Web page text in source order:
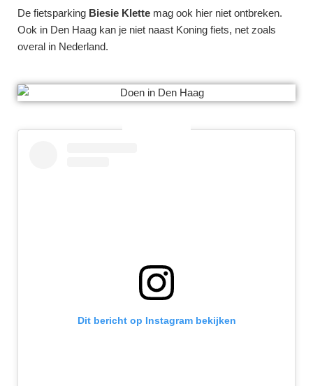
De fietsparking Biesie Klette mag ook hier niet ontbreken.
Ook in Den Haag kan je niet naast Koning fiets, net zoals
overal in Nederland.
Dit bericht op Instagram bekijken